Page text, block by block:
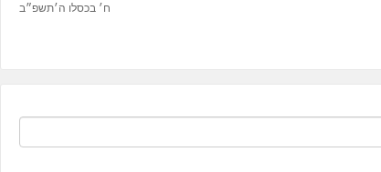
ח׳ בכסלו ה׳תשפ״ב